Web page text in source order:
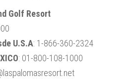
Golf Resort
U.S.A: 1-866-360-2324
: 01-800-108-1000